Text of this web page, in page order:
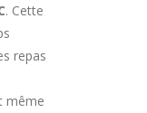
. Cette
repas
même